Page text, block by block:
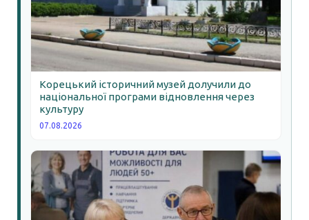
Корецький історичний музей долучили до
національної програми відновлення через
культуру
07.08.2026